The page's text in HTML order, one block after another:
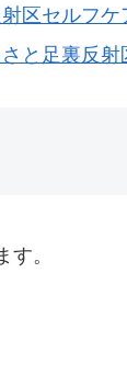
区セルフケ
と足裏反射
す。